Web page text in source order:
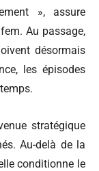
», assure
Au passage,
désormais
les épisodes
stratégique
Au-delà de la
conditionne le